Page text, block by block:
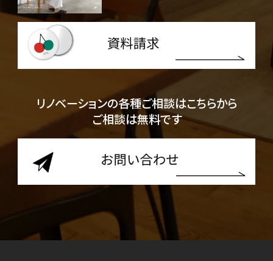
リノベーションの各種ご相談はこちらから
ご相談は無料です